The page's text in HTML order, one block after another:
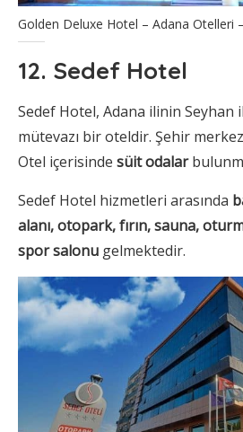
Golden Deluxe Hotel – Adana Otelleri
12. Sedef Hotel
Sedef Hotel, Adana ilinin Seyhan
mütevazı bir oteldir. Şehir
Otel içerisinde süit odalar
Sedef Hotel hizmetleri arasında
alanı, otopark, fırın, sauna,
spor salonu gelmektedir.